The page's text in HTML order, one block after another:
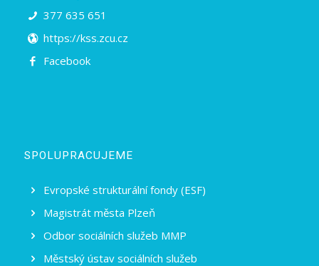
377 635 651
https://kss.zcu.cz
Facebook
SPOLUPRACUJEME
Evropské strukturální fondy (ESF)
Magistrát města Plzeň
Odbor sociálních služeb MMP
Městský ústav sociálních služeb